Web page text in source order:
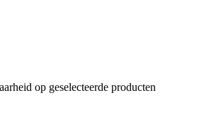
op geselecteerde producten